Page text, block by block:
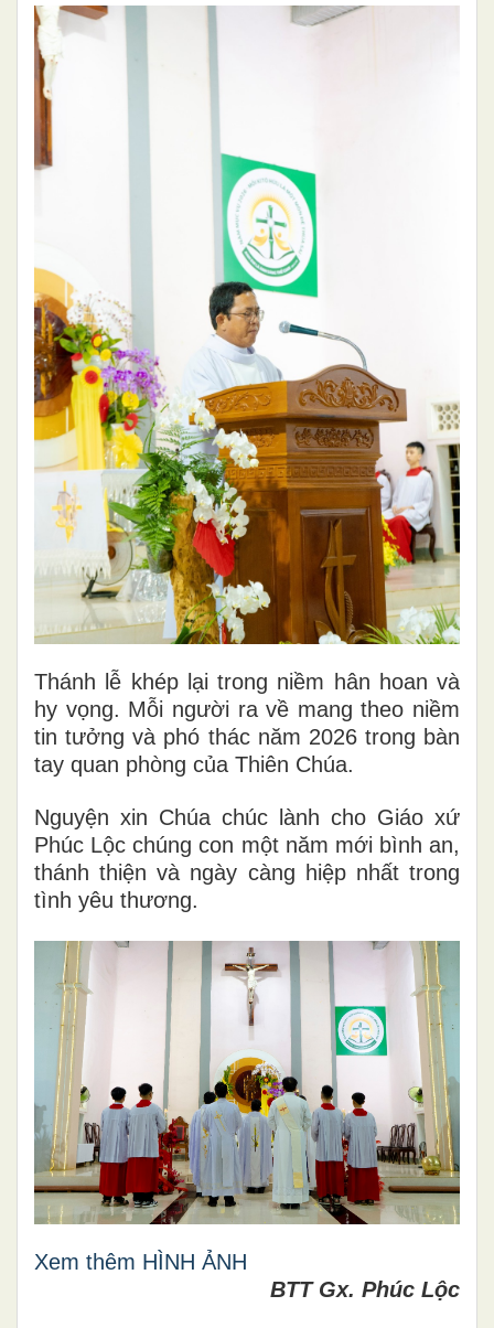
Thánh lễ khép lại trong niềm hân hoan và
hy vọng. Mỗi người ra về mang theo niềm
tin tưởng và phó thác năm 2026 trong bàn
tay quan phòng của Thiên Chúa.
Nguyện xin Chúa chúc lành cho Giáo xứ
Phúc Lộc chúng con một năm mới bình an,
thánh thiện và ngày càng hiệp nhất trong
tình yêu thương.
Xem thêm HÌNH ẢNH
BTT Gx. Phúc Lộc